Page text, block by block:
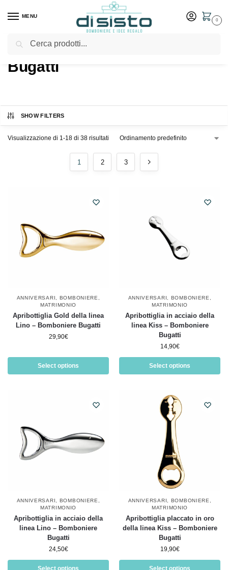
MENU
0
Home Shop Prodotti taggati “Bugatti”
Bugatti
SHOW FILTERS
Visualizzazione di 1-18 di 38 risultati
1 2 3
ANNIVERSARI BOMBONIERE
MATRIMONIO
Apribottiglia Gold della linea
Lino – Bomboniere Bugatti
29,90€
Select options
ANNIVERSARI BOMBONIERE
MATRIMONIO
Apribottiglia in acciaio della
linea Kiss – Bomboniere
Bugatti
14,90€
Select options
ANNIVERSARI BOMBONIERE
MATRIMONIO
Apribottiglia in acciaio della
linea Lino – Bomboniere
Bugatti
24,50€
Select options
ANNIVERSARI BOMBONIERE
MATRIMONIO
Apribottiglia placcato in oro
della linea Kiss – Bomboniere
Bugatti
19,90€
Select options